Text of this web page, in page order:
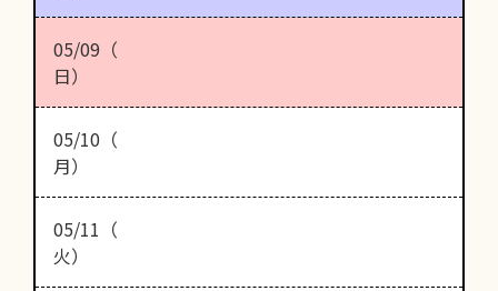
05/09（
日）
05/10（
月）
05/11（
火）